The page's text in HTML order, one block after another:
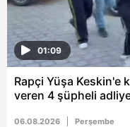
01:09
Rapçi Yüşa Keskin'e
veren 4 şüpheli
06.08.2026 Perşembe